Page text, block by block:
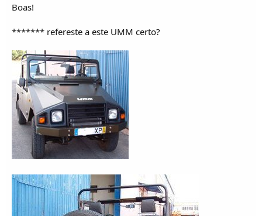
Boas!
******* refereste a este UMM certo?